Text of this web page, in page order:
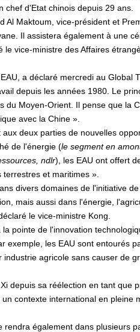
chef d'Etat chinois depuis 29 ans.
Al Maktoum, vice-président et
Il assistera également à une
vice-ministre des Affaires
a déclaré mercredi au Global
depuis les années 1980. Le
du Moyen-Orient. Il pense que la
avec la Chine ».
deux parties de nouvelles
de l'énergie (le segment en
ndlr), les EAU ont offert
et maritimes ».
divers domaines de l'initiative
mais aussi dans l'énergie,
le vice-ministre Kong.
pointe de l'innovation
exemple, les EAU sont entourés
agricole sans causer de
depuis sa réélection en tant que
contexte international en pleine
également dans plusieurs